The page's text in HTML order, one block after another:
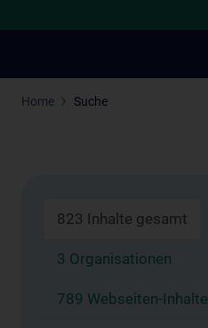
Home Suche
823 Inhalte gesamt
3 Organisationen
789 Webseiten-Inhalte